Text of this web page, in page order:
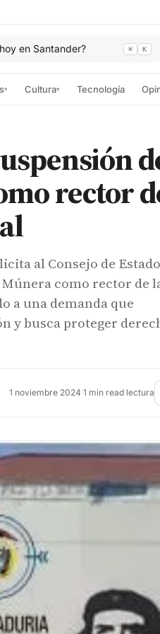
en Santander? ⌘ K
▾ Cultura▾ Tecnología
rector
al Consejo de Estado
como rector de
a una demanda que
y busca proteger
1 noviembre 2024·1 min read lectura